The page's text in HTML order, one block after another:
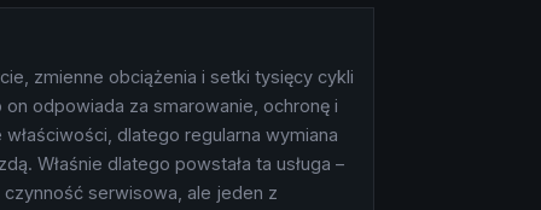
zmienne obciążenia i setki tysięcy cykli
odpowiada za smarowanie, ochronę i
dlatego regularna wymiana
Właśnie dlatego powstała ta usługa –
serwisowa, ale jeden z